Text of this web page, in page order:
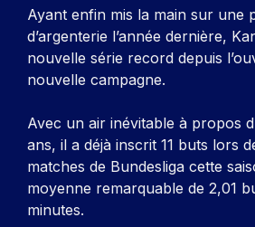
Ayant enfin mis la main sur une
d’argenterie l’année dernière,
nouvelle série record depuis
nouvelle campagne.
Avec un air inévitable à propos
ans, il a déjà inscrit 11 buts lors
matches de Bundesliga cette
moyenne remarquable de 2,01
minutes.